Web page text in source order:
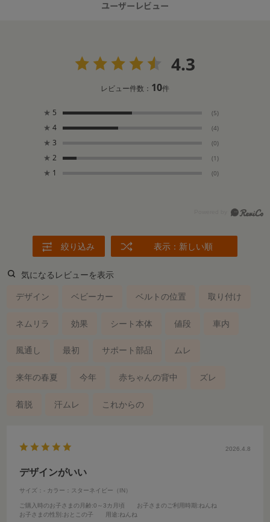
ユーザーレビュー
4.3
レビュー件数： 10件
★ 5 (5)
★ 4 (4)
★ 3 (0)
★ 2 (1)
★ 1 (0)
絞り込み 表示：新しい順
気になるレビューを表示
デザイン ベビーカー ベルトの位置 取り付け
ネムリラ 効果 シート本体 値段 車内
風通し 最初 サポート部品 ムレ
来年の春夏 今年 赤ちゃんの背中 ズレ
着脱 汗ムレ これからの
2026.4.8
デザインがいい
サイズ：- カラー：スターネイビー（IN）
ご購入時のお子さまの月齢:0～3カ月頃 お子さまのご利用時期 :ねんね
お子さまの性別 :おとこの子 用途:ねんね